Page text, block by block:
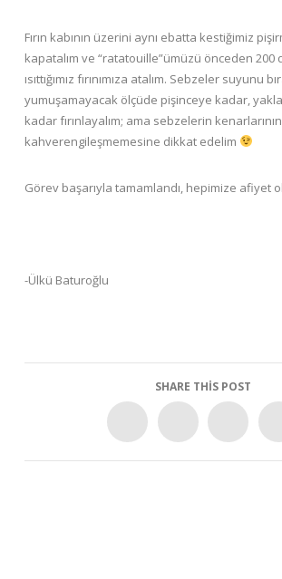
Fırın kabının üzerini aynı ebatta kestiğimiz
kapatalım ve “ratatouille”ümüzü önceden 200
ısıttığımız fırınımıza atalım. Sebzeler suyunu
yumuşamayacak ölçüde pişinceye kadar,
kadar fırınlayalım; ama sebzelerin kenarlarının
kahverengileşmemesine dikkat edelim
Görev başarıyla tamamlandı, hepimize afiyet
-Ülkü Baturoğlu
SHARE THIS POST